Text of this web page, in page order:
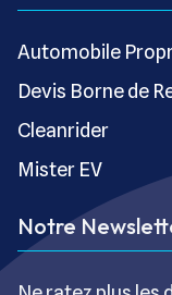
Automobile
Devis Borne de
Cleanrider
Mister EV
Notre